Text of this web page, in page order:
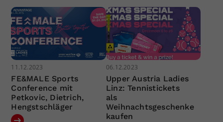
11.12.2023
FE&MALE Sports
Conference mit
Petkovic, Dietrich,
Hengstschläger
06.12.2023
Upper Austria Ladies
Linz: Tennistickets
als
Weihnachtsgeschenke
kaufen